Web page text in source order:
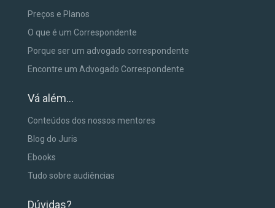
Preços e Planos
O que é um Correspondente
Porque ser um advogado correspondente
Encontre um Advogado Correspondente
Vá além...
Conteúdos dos nossos mentores
Blog do Juris
Ebooks
Tudo sobre audiências
Dúvidas?